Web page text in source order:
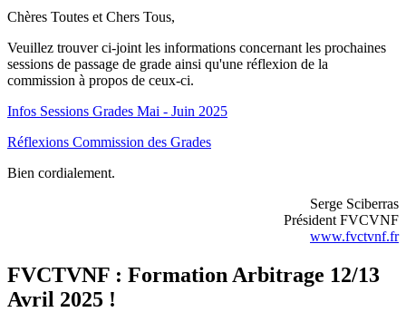
Chères Toutes et Chers Tous,
Veuillez trouver ci-joint les informations concernant les prochaines
sessions de passage de grade ainsi qu'une réflexion de la
commission à propos de ceux-ci.
Infos Sessions Grades Mai - Juin 2025
Réflexions Commission des Grades
Bien cordialement.
Serge Sciberras
Président FVCVNF
www.fvctvnf.fr
FVCTVNF : Formation Arbitrage 12/13
Avril 2025 !